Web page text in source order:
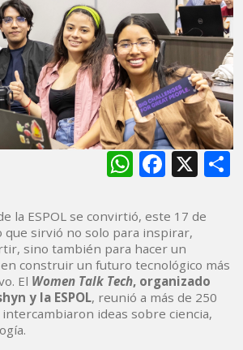
X
la ESPOL se convirtió, este 17 de
que sirvió no solo para inspirar,
sino también para hacer un
en construir un futuro tecnológico más
El Women Talk Tech, organizado
y la ESPOL, reunió a más de 250
ideas sobre ciencia,